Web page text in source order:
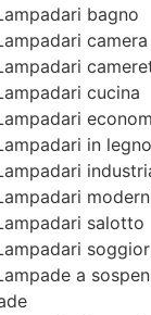
bagno
cucina
in legno
salotto
a